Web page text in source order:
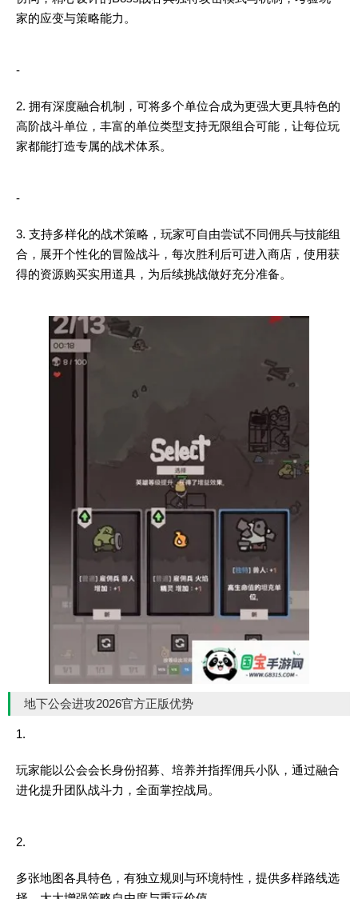
家的应变与策略能力。
-
2. 拥有深度融合机制，可将多个单位合成为更强大更具特色的
高阶战斗单位，丰富的单位类型支持无限组合可能，让每位玩
家都能打造专属的战术体系。
-
3. 支持多样化的战术策略，玩家可自由尝试不同佣兵与技能组
合，展开个性化的冒险战斗，每次胜利后可进入商店，使用获
得的资源购买实用道具，为后续挑战做好充分准备。
地下公会进攻2026官方正版优势
1.
玩家能以公会会长身份招募、培养并指挥佣兵小队，通过融合
进化提升团队战斗力，全面掌控战局。
2.
多张地图各具特色，有独立规则与环境特性，提供多样路线选